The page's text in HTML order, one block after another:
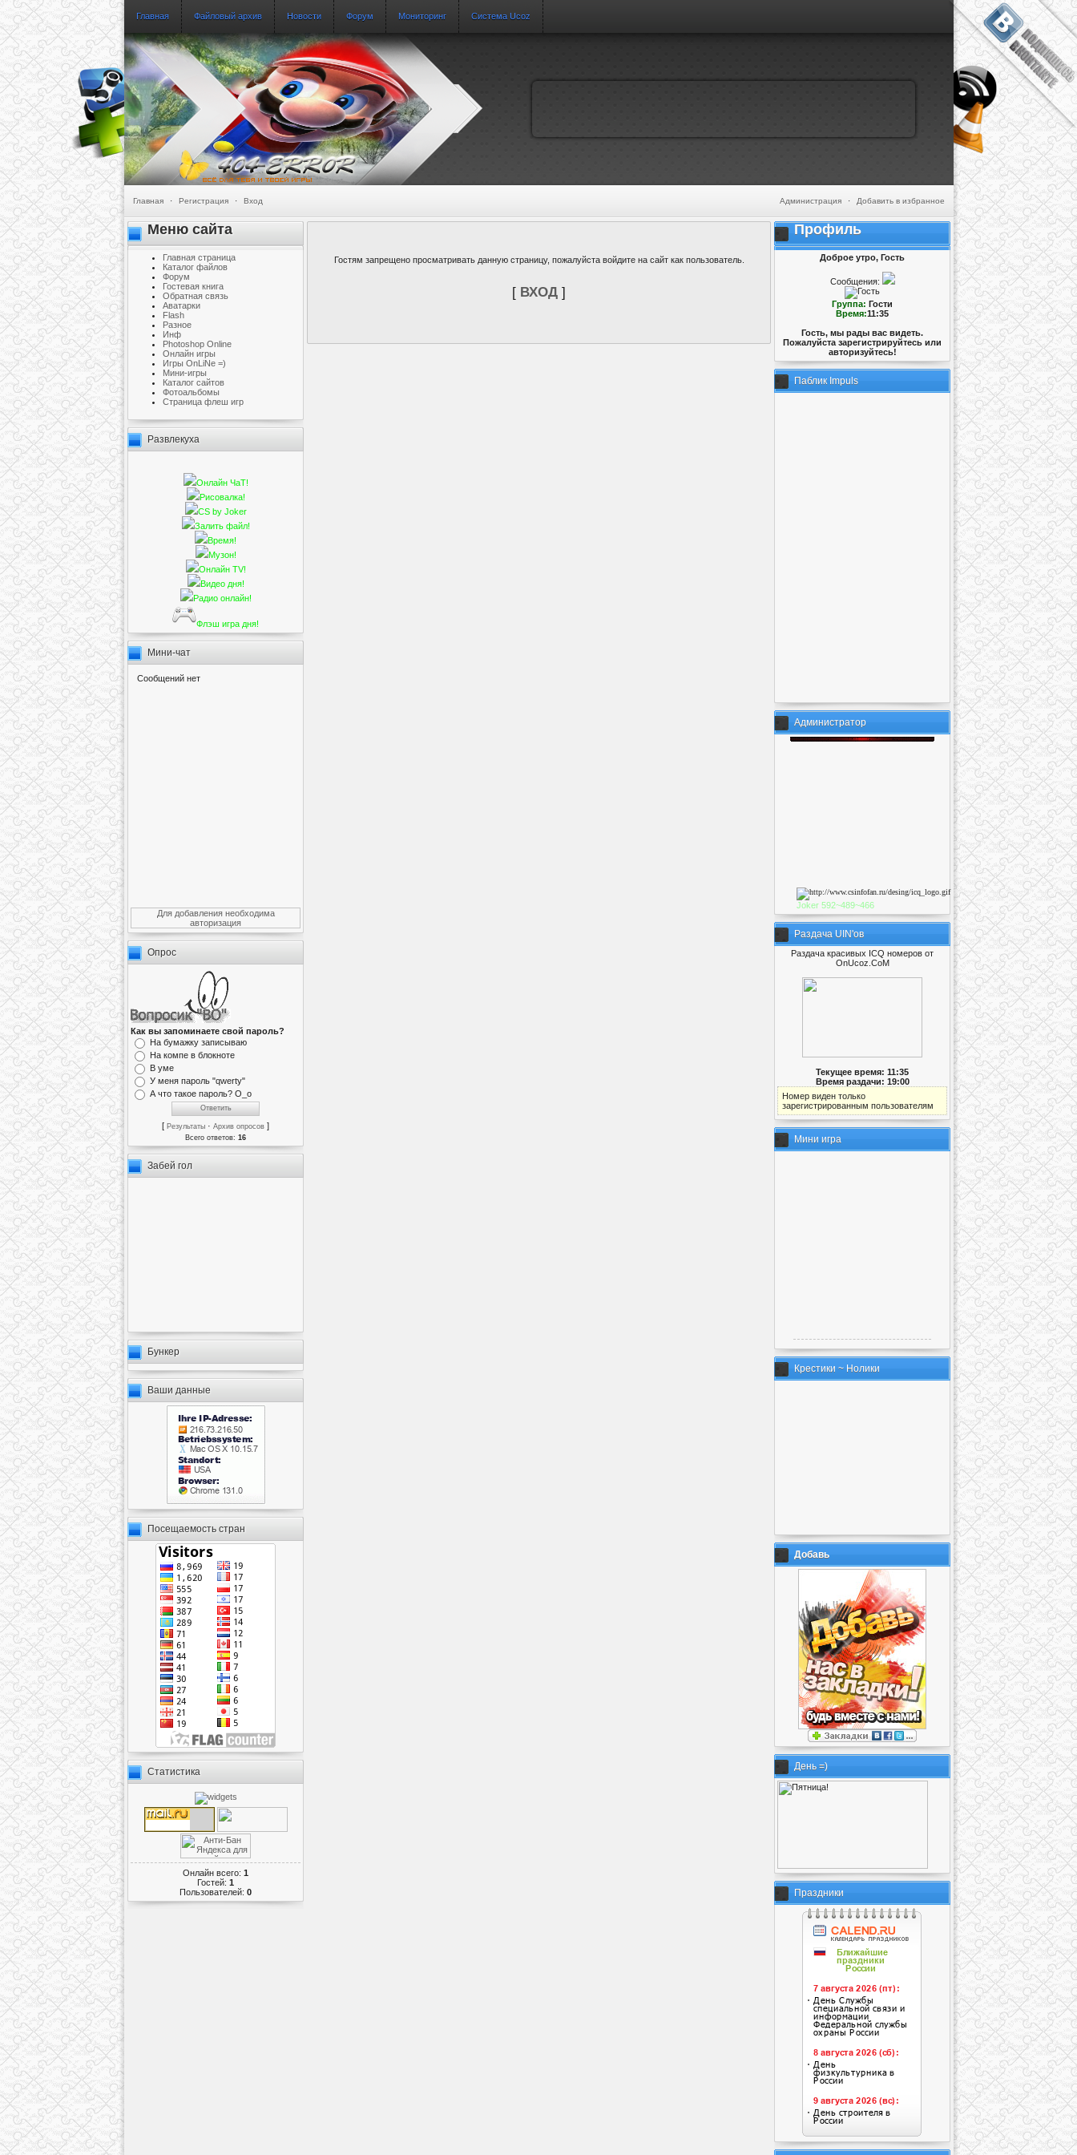
Главная Файловый архив Новости Форум Мониторинг Система Ucoz
Главная · Регистрация · Вход Администрация · Добавить в избранное
Меню сайта
Главная страница
Каталог файлов
Форум
Гостевая книга
Обратная связь
Аватарки
Flash
Разное
Инф
Photoshop Online
Онлайн игры
Игры OnLiNe =)
Мини-игры
Каталог сайтов
Фотоальбомы
Cтраница флеш игр
Развлекуха
Онлайн ЧаТ!
Рисовалка!
CS by Joker
Залить файл!
Время!
Музон!
Онлайн TV!
Видео дня!
Радио онлайн!
Флэш игра дня!
Мини-чат
Для добавления необходима
авторизация
Опрос
Как вы запоминаете свой пароль?
На бумажку записываю
На компе в блокноте
В уме
У меня пароль "qwerty"
А что такое пароль? О_о
[ Результаты · Архив опросов ]
Всего ответов: 16
Забей гол
Бункер
Ваши данные
Посещаемость стран
Статистика
Онлайн всего: 1
Гостей: 1
Пользователей: 0
Гостям запрещено просматривать данную страницу, пожалуйста войдите на сайт как пользователь.
[ ВХОД ]
Профиль
Доброе утро, Гость
Сообщения:
Группа: Гости
Время:11:35
Гость, мы рады вас видеть.
Пожалуйста зарегистрируйтесь или
авторизуйтесь!
Паблик Impuls
Администратор
Joker 592~489~466
Раздача UIN'ов
Раздача красивых ICQ номеров от
OnUcoz.CoM
Текущее время: 11:35
Время раздачи: 19:00
Номер виден только
зарегистрированным пользователям
Мини игра
Крестики ~ Нолики
Добавь
День =)
Праздники